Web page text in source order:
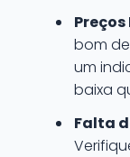
bom
um
baixa
Falta